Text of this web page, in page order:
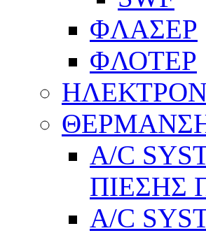
ΦΛΑΣΕΡ
ΦΛΟΤΕΡ
A/C
ΠΙΕΣΗΣ
A/C